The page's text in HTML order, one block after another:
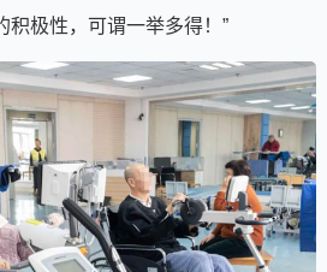
积极性，可谓一举多得！”